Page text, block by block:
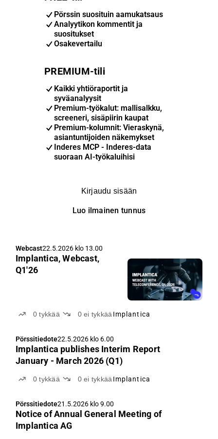
Pörssin suosituin aamukatsaus
Analyytikon kommentit ja
suositukset
Osakevertailu
PREMIUM-tili
Kaikki yhtiöraportit ja
syväanalyysit
Premium-työkalut: mallisalkku,
screeneri, sisäpiirin kaupat
Premium-kolumnit: Vieraskynä,
asiantuntijoiden näkemykset
Inderes MCP - Inderes-data
suoraan AI-työkaluihisi
Kirjaudu sisään
Luo ilmainen tunnus
Webcast22.5.2026 klo 13.00
Implantica, Webcast,
Q1'26
0tykkää 0ei tykkää Implantica
Pörssitiedote22.5.2026 klo 6.00
Implantica publishes Interim Report
January - March 2026 (Q1)
0tykkää 0ei tykkää Implantica
Pörssitiedote21.5.2026 klo 9.00
Notice of Annual General Meeting of
Implantica AG